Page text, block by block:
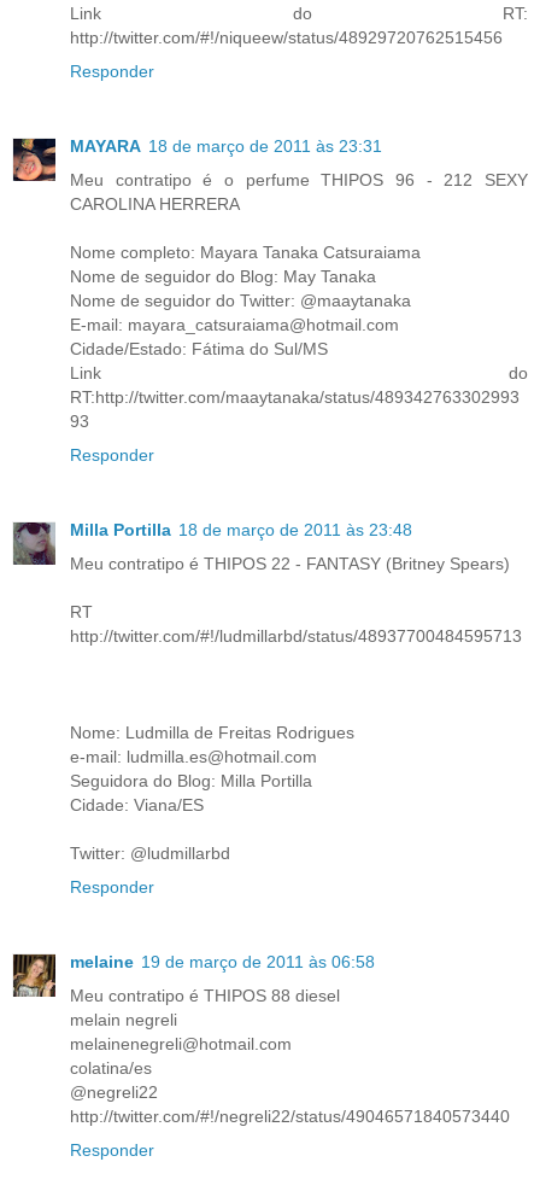
Link do RT:
http://twitter.com/#!/niqueew/status/48929720762515456
Responder
MAYARA 18 de março de 2011 às 23:31
Meu contratipo é o perfume THIPOS 96 - 212 SEXY
CAROLINA HERRERA
Nome completo: Mayara Tanaka Catsuraiama
Nome de seguidor do Blog: May Tanaka
Nome de seguidor do Twitter: @maaytanaka
E-mail: mayara_catsuraiama@hotmail.com
Cidade/Estado: Fátima do Sul/MS
Link do
RT:http://twitter.com/maaytanaka/status/489342763302993
93
Responder
Milla Portilla 18 de março de 2011 às 23:48
Meu contratipo é THIPOS 22 - FANTASY (Britney Spears)
RT
http://twitter.com/#!/ludmillarbd/status/48937700484595713
Nome: Ludmilla de Freitas Rodrigues
e-mail: ludmilla.es@hotmail.com
Seguidora do Blog: Milla Portilla
Cidade: Viana/ES
Twitter: @ludmillarbd
Responder
melaine 19 de março de 2011 às 06:58
Meu contratipo é THIPOS 88 diesel
melain negreli
melainenegreli@hotmail.com
colatina/es
@negreli22
http://twitter.com/#!/negreli22/status/49046571840573440
Responder